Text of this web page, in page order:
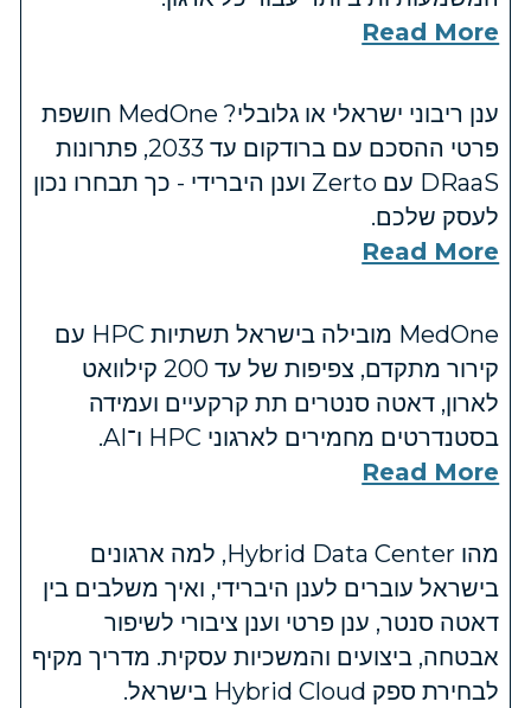
Read More
ענן ריבוני ישראלי או גלובלי? MedOne חושפת
פרטי ההסכם עם ברודקום עד 2033, פתרונות
DRaaS עם Zerto וענן היברידי - כך תבחרו נכון
לעסק שלכם.
Read More
MedOne מובילה בישראל תשתיות HPC עם
קירור מתקדם, צפיפות של עד 200 קילוואט
לארון, דאטה סנטרים תת קרקעיים ועמידה
בסטנדרטים מחמירים לארגוני HPC ו־AI.
Read More
מהו Hybrid Data Center, למה ארגונים
בישראל עוברים לענן היברידי, ואיך משלבים בין
דאטה סנטר, ענן פרטי וענן ציבורי לשיפור
אבטחה, ביצועים והמשכיות עסקית. מדריך מקיף
לבחירת ספק Hybrid Cloud בישראל.